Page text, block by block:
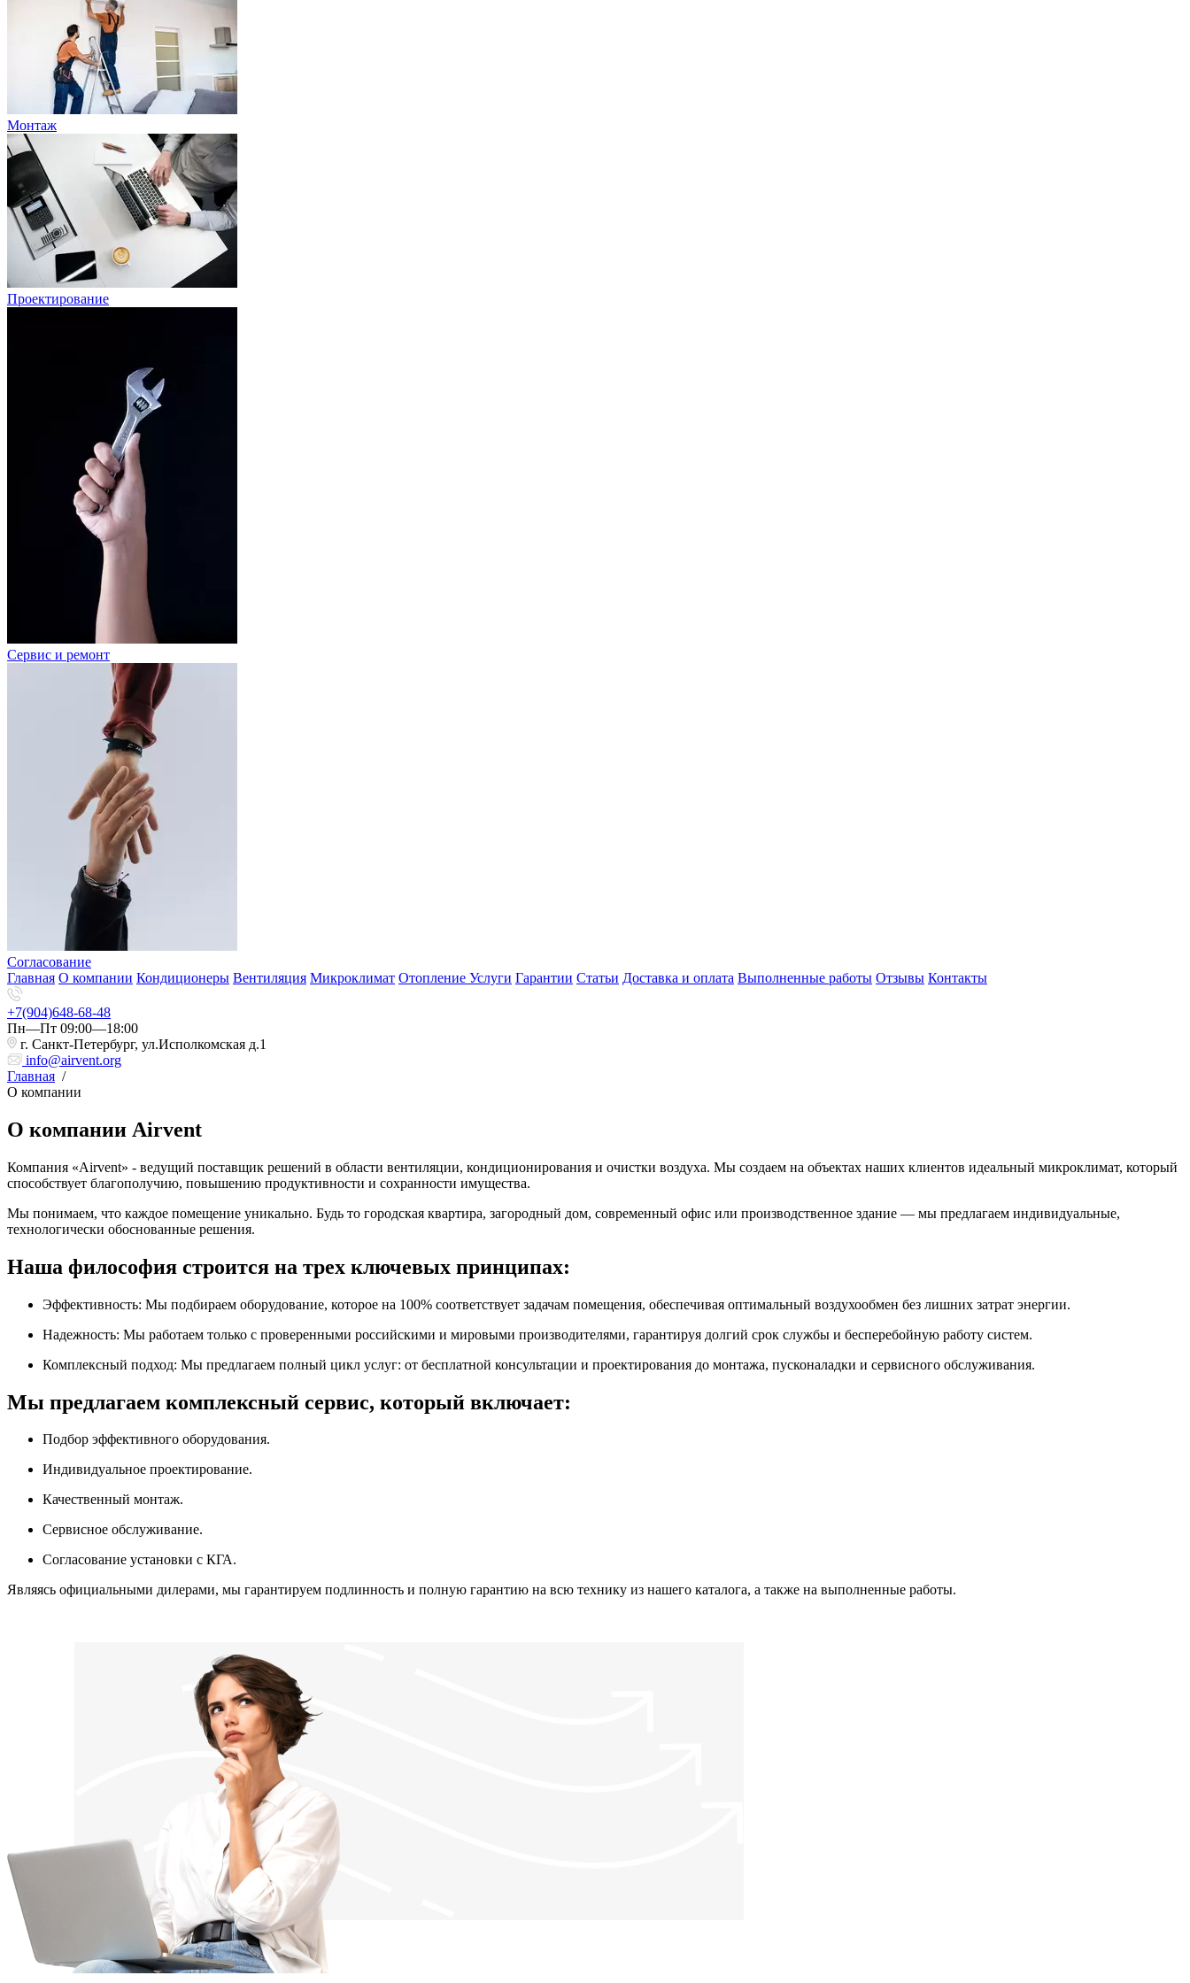
Монтаж
Проектирование
Сервис и ремонт
Согласование
Главная О компании Кондиционеры Вентиляция Микроклимат Отопление Услуги Гарантии Статьи Доставка и оплата Выполненные работы Отзывы Контакты
+7(904)648-68-48
Пн—Пт 09:00—18:00
г. Санкт-Петербург, ул.Исполкомская д.1
info@airvent.org
Главная /
О компании
О компании Airvent
Компания «Airvent» - ведущий поставщик решений в области вентиляции, кондиционирования и очистки воздуха. Мы создаем на объектах наших клиентов идеальный микроклимат, который
способствует благополучию, повышению продуктивности и сохранности имущества.
Мы понимаем, что каждое помещение уникально. Будь то городская квартира, загородный дом, современный офис или производственное здание — мы предлагаем индивидуальные,
технологически обоснованные решения.
Наша философия строится на трех ключевых принципах:
Эффективность: Мы подбираем оборудование, которое на 100% соответствует задачам помещения, обеспечивая оптимальный воздухообмен без лишних затрат энергии.
Надежность: Мы работаем только с проверенными российскими и мировыми производителями, гарантируя долгий срок службы и бесперебойную работу систем.
Комплексный подход: Мы предлагаем полный цикл услуг: от бесплатной консультации и проектирования до монтажа, пусконаладки и сервисного обслуживания.
Мы предлагаем комплексный сервис, который включает:
Подбор эффективного оборудования.
Индивидуальное проектирование.
Качественный монтаж.
Сервисное обслуживание.
Согласование установки с КГА.
Являясь официальными дилерами, мы гарантируем подлинность и полную гарантию на всю технику из нашего каталога, а также на выполненные работы.